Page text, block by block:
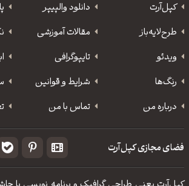
کپل‌آرت دانلود‌ والپیپر
طرح‌لایه‌باز
مقالات آموزشی
ویدئو
‌تایپوگرافی
رنگ‌ها
شرایط و قوانین
درباره من
تماس با من
فضای مجازی کپل‌آرت